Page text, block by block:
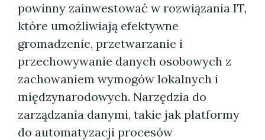
powinny zainwestować w rozwiązania IT,
które umożliwiają efektywne
gromadzenie, przetwarzanie i
przechowywanie danych osobowych z
zachowaniem wymogów lokalnych i
międzynarodowych. Narzędzia do
zarządzania danymi, takie jak platformy
do automatyzacji procesów